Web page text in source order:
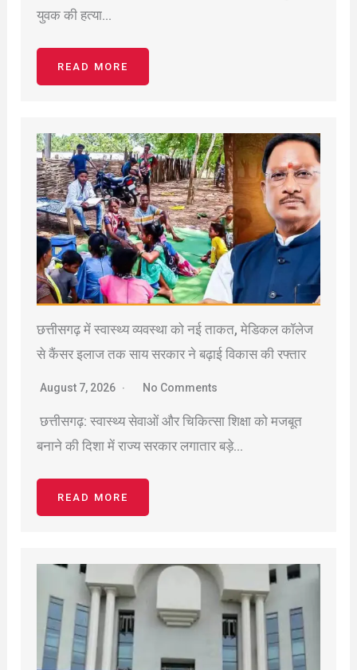
युवक की हत्या…
READ MORE
छत्तीसगढ़ में स्वास्थ्य व्यवस्था को नई ताकत, मेडिकल कॉलेज
से कैंसर इलाज तक साय सरकार ने बढ़ाई विकास की रफ्तार
August 7, 2026 No Comments
छत्तीसगढ़: स्वास्थ्य सेवाओं और चिकित्सा शिक्षा को मजबूत
बनाने की दिशा में राज्य सरकार लगातार बड़े…
READ MORE